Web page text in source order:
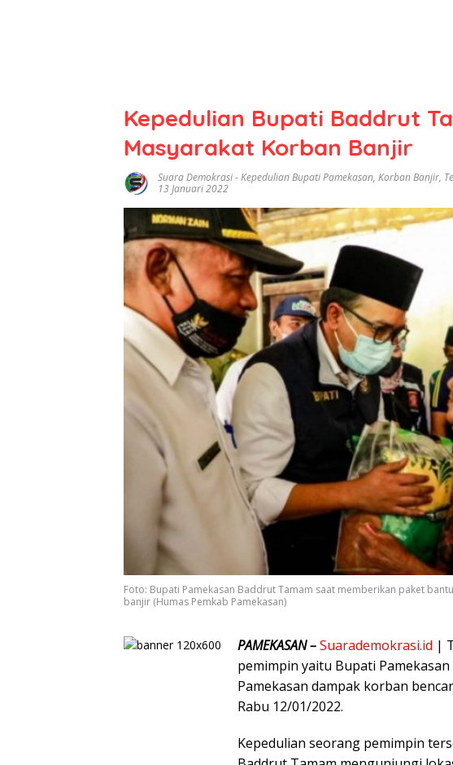
Kepedulian Bupati Baddrut
Masyarakat Korban Banjir
Suara Demokrasi-Kepedulian Bupati Pamekasan, Korban Banjir,
13 Januari 2022
Foto: Bupati Pamekasan Baddrut Tamam saat memberikan paket
banjir (Humas Pemkab Pamekasan)
PAMEKASAN –Suarademokrasi.id |
pemimpin yaitu Bupati
Pamekasan dampak korban
Rabu 12/01/2022.
Kepedulian seorang pemimpin